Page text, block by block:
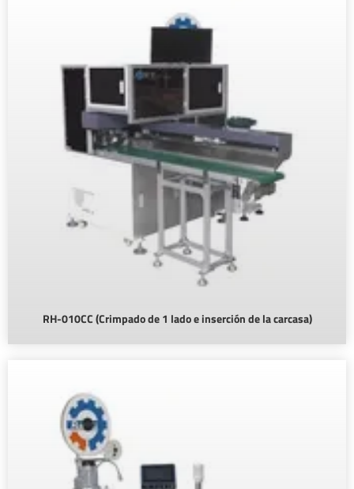
RH-010CC (Crimpado de 1 lado e inserción de la carcasa)